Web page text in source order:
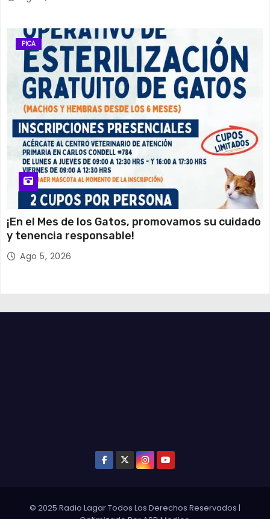
PICA
¡En el Mes de los Gatos, promovamos su cuidado
y tenencia responsable!
Ago 5, 2026
© 2025 Radio Lagar Todos Los Derechos Reservados |